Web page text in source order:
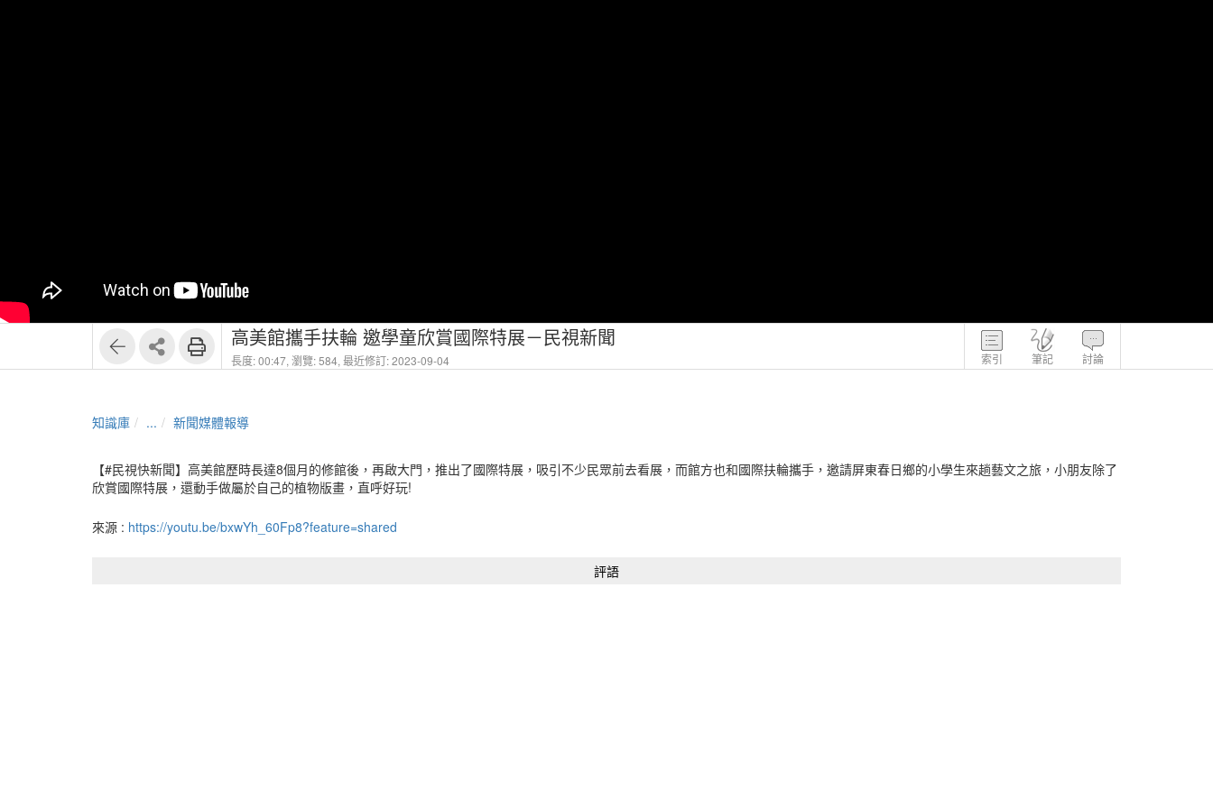
索引 筆記 討論
高美館攜手扶輪 邀學童欣賞國際特展－民視新聞
長度: 00:47, 瀏覽: 584, 最近修訂: 2023-09-04
知識庫 ... 新聞媒體報導
【#民視快新聞】高美館歷時長達8個月的修館後，再啟大門，推出了國際特展，吸引不少民眾前去看展，而館方也和國際扶輪攜手，邀請屏東春日鄉的小學生來趟藝文之旅，小朋友除了
欣賞國際特展，還動手做屬於自己的植物版畫，直呼好玩!
來源 : https://youtu.be/bxwYh_60Fp8?feature=shared
評語